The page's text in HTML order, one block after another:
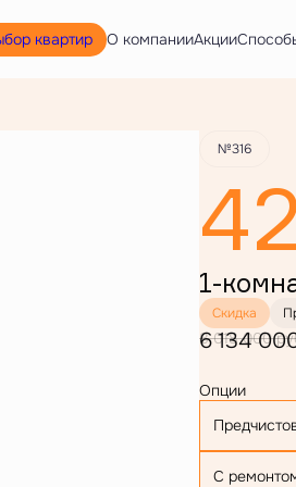
квартир О компанииАкции
№316
1-
Скидка
8 018 000
6 134
Опции
С